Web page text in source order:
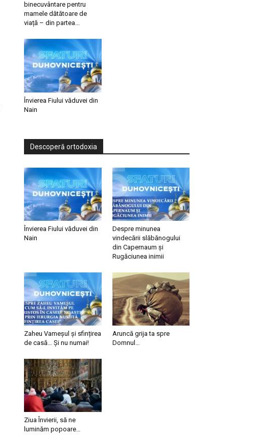
binecuvântare pentru
mamele dătătoare de
viață – din partea...
Învierea Fiului văduvei din
Nain
Descoperă ortodoxia
Învierea Fiului văduvei din
Nain
Despre minunea
vindecării slăbănogului
din Capernaum și
Rugăciunea inimii
Zaheu Vameșul și sfințirea
de casă… Și nu numai!
Aruncă grija ta spre
Domnul…
Ziua Învierii, să ne
luminăm popoare…